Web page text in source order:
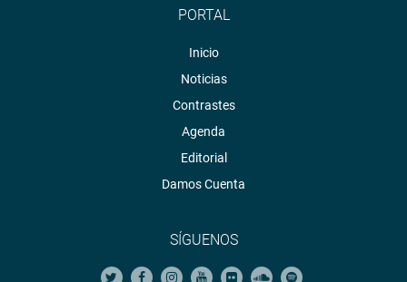
PORTAL
Inicio
Noticias
Contrastes
Agenda
Editorial
Damos Cuenta
SÍGUENOS